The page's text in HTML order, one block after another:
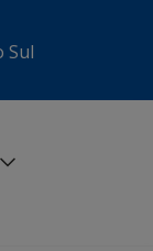
Sul